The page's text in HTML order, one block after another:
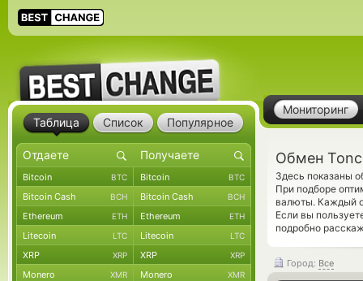
Мониторинг
Обмен
Здесь показаны
При подборе
валюты. Каждый
Если вы
подробно
Город: Все
Таблица Список Популярное
Bitcoin BTC Bitcoin BTC
Bitcoin Cash BCH Bitcoin Cash BCH
Ethereum ETH Ethereum ETH
Litecoin LTC Litecoin LTC
XRP XRP XRP XRP
Monero XMR Monero XMR